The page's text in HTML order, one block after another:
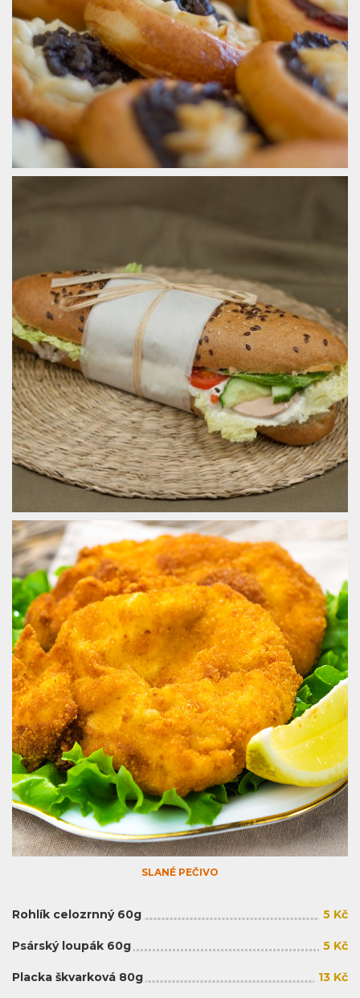
SLANÉ PEČIVO
Rohlík celozrnný 60g 5 Kč
Psárský loupák 60g 5 Kč
Placka škvarková 80g 13 Kč